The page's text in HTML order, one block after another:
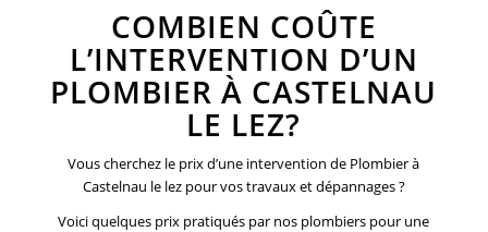
COMBIEN COÛTE
L’INTERVENTION D’UN
PLOMBIER À CASTELNAU
LE LEZ?
Vous cherchez le prix d’une intervention de Plombier à
Castelnau le lez pour vos travaux et dépannages ?
Voici quelques prix pratiqués par nos plombiers pour une